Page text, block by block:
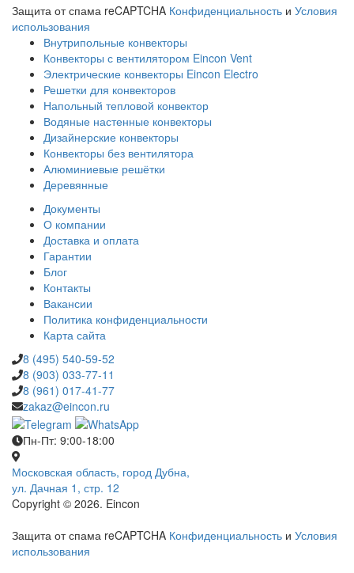
Защита от спама reCAPTCHA Конфиденциальность и Условия
использования
Внутрипольные конвекторы
Конвекторы с вентилятором Eincon Vent
Электрические конвекторы Eincon Electro
Решетки для конвекторов
Напольный тепловой конвектор
Водяные настенные конвекторы
Дизайнерские конвекторы
Конвекторы без вентилятора
Алюминиевые решётки
Деревянные
Документы
О компании
Доставка и оплата
Гарантии
Блог
Контакты
Вакансии
Политика конфиденциальности
Карта сайта
8 (495) 540-59-52
8 (903) 033-77-11
8 (961) 017-41-77
zakaz@eincon.ru
Пн-Пт: 9:00-18:00
Московская область, город Дубна,
ул. Дачная 1, стр. 12
Copyright © 2026. Eincon
Защита от спама reCAPTCHA Конфиденциальность и Условия
использования